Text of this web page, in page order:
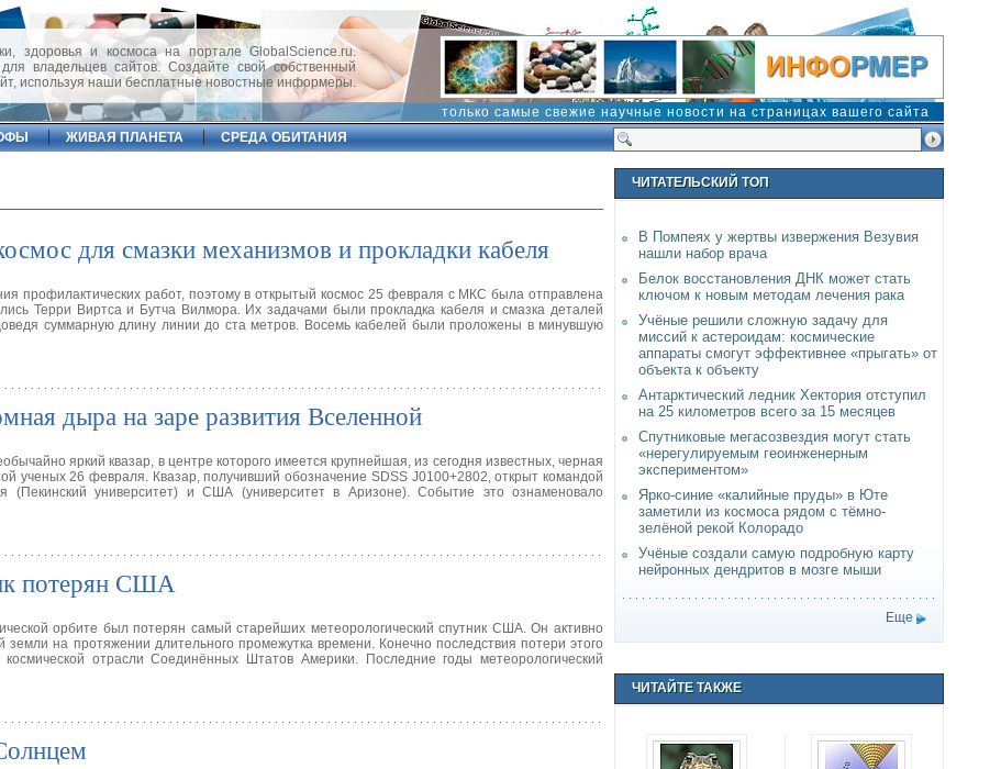
здоровья и космоса на портале GlobalScience.ru.
владельцев сайтов. Создайте свой собственный
используя наши бесплатные новостные информеры.
только самые свежие научные новости на страницах вашего сайта
ЖИВАЯ ПЛАНЕТА СРЕДА ОБИТАНИЯ
для смазки механизмов и прокладки кабеля
профилактических работ, поэтому в открытый космос 25 февраля с МКС была отправлена
Терри Виртса и Бутча Вилмора. Их задачами были прокладка кабеля и смазка деталей
суммарную длину линии до ста метров. Восемь кабелей были проложены в минувшую
дыра на заре развития Вселенной
яркий квазар, в центре которого имеется крупнейшая, из сегодня известных, черная
ученых 26 февраля. Квазар, получивший обозначение SDSS J0100+2802, открыт командой
(Пекинский университет) и США (университет в Аризоне). Событие это ознаменовало
потерян США
орбите был потерян самый старейших метеорологический спутник США. Он активно
на протяжении длительного промежутка времени. Конечно последствия потери этого
отрасли Соединённых Штатов Америки. Последние годы метеорологический
ЧИТАТЕЛЬСКИЙ ТОП
В Помпеях у жертвы извержения Везувия
нашли набор врача
Белок восстановления ДНК может стать
ключом к новым методам лечения рака
Учёные решили сложную задачу для
миссий к астероидам: космические
аппараты смогут эффективнее «прыгать» от
объекта к объекту
Антарктический ледник Хектория отступил
на 25 километров всего за 15 месяцев
Спутниковые мегасозвездия могут стать
«нерегулируемым геоинженерным
экспериментом»
Ярко-синие «калийные пруды» в Юте
заметили из космоса рядом с тёмно-
зелёной рекой Колорадо
Учёные создали самую подробную карту
нейронных дендритов в мозге мыши
Еще
ЧИТАЙТЕ ТАКЖЕ